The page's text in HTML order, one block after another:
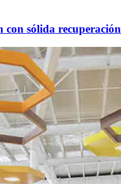
con sólida recuperación